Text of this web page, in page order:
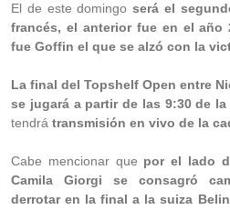
El de este domingo será el
francés, el anterior fue en el año
fue Goffin el que se alzó con la
La final del Topshelf Open entre
se jugará a partir de las 9:30 de la
tendrá transmisión en vivo de la
Cabe mencionar que por el lado
Camila Giorgi se consagró
derrotar en la final a la suiza